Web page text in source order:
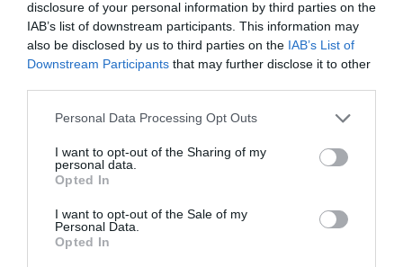
disclosure of your personal information by third parties on the
IAB’s list of downstream participants. This information may
also be disclosed by us to third parties on the IAB’s List of
Downstream Participants that may further disclose it to other
Personal Data Processing Opt Outs
I want to opt-out of the Sharing of my
personal data.
Opted In
I want to opt-out of the Sale of my
Personal Data.
Opted In
την Τέχνη και τον Πολιτισμό!
Σχετικά Άρθρα